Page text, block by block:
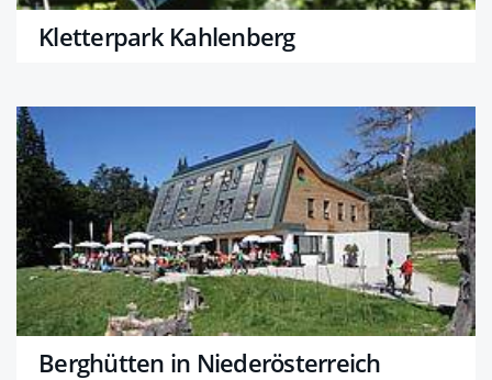
Kletterpark Kahlenberg
Berghütten in Niederösterreich